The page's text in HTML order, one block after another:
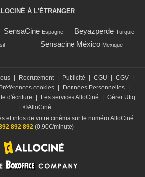
À L'ÉTRANGER
SensaCine Espagne Beyazperde Turquie
Sensacine México Mexique
Recrutement Publicité CGU CGV
Préférences cookies Données Personnelles
d'écriture Les services AlloCiné
Gérer Utiq
©AlloCiné
et infos de votre cinéma sur le numéro AlloCiné :
892 892(0,90€/minute)